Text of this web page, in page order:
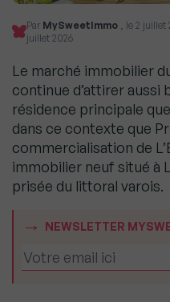
Par MySweetImmo , le 2 juillet
juillet 2026
Le marché immobilier
continue d’attirer aussi
résidence principale
dans ce contexte que
commercialisation de
immobilier neuf situé à
prisée du littoral varois.
NEWSLETTER